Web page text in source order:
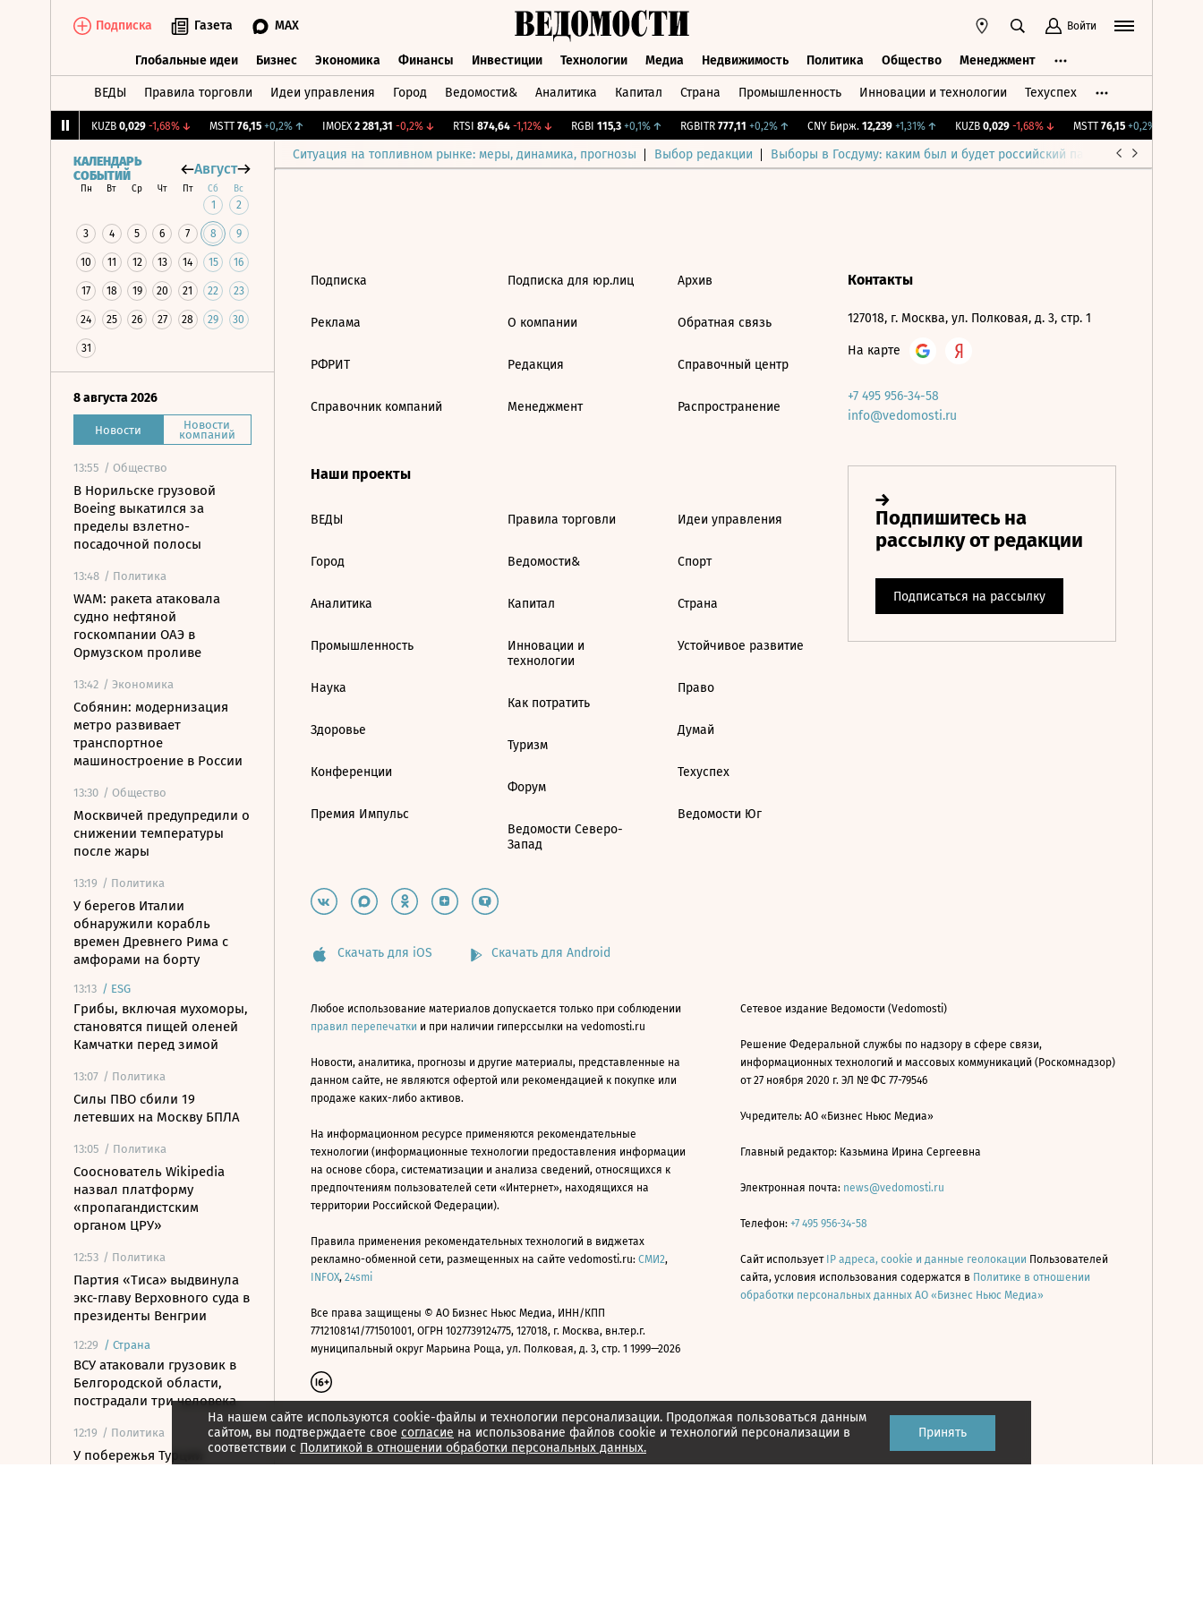
Подписка Газета MAX Войти
Глобальные идеи Бизнес Экономика Финансы Инвестиции Технологии Медиа Недвижимость Политика Общество Менеджмент
ВЕДЫ Правила торговли Идеи управления Город Ведомости& Аналитика Капитал Страна Промышленность Инновации и технологии Техуспех
KUZB 0,029 -1,68%↓ MSTT 76,15 +0,2%↑ IMOEX 2 281,31 -0,2%↓ RTSI 874,64 -1,12%↓ RGBI 115,3 +0,1%↑ RGBITR 777,11 +0,2%↑ CNY Бирж. 12,239 +1,31%↑ KUZB 0,029 -1,68%↓ MSTT 76,15 +0,2%↑
Ситуация на топливном рынке: меры, динамика, прогнозы Выбор редакции Выборы в Госдуму: каким был и будет российский парламент
КАЛЕНДАРЬ
СОБЫТИЙ
Август
Пн Вт Ср Чт Пт Сб Вс
1 2
3 4 5 6 7 8 9
10 11 12 13 14 15 16
17 18 19 20 21 22 23
24 25 26 27 28 29 30
31
8 августа 2026
Новости Новости
компаний
13:55 / Общество
В Норильске грузовой
Boeing выкатился за
пределы взлетно-
посадочной полосы
13:48 / Политика
WAM: ракета атаковала
судно нефтяной
госкомпании ОАЭ в
Ормузском проливе
13:42 / Экономика
Собянин: модернизация
метро развивает
транспортное
машиностроение в России
13:30 / Общество
Москвичей предупредили о
снижении температуры
после жары
13:19 / Политика
У берегов Италии
обнаружили корабль
времен Древнего Рима с
амфорами на борту
13:13 / ESG
Грибы, включая мухоморы,
становятся пищей оленей
Камчатки перед зимой
13:07 / Политика
Силы ПВО сбили 19
летевших на Москву БПЛА
13:05 / Политика
Сооснователь Wikipedia
назвал платформу
«пропагандистским
органом ЦРУ»
12:53 / Политика
Партия «Тиса» выдвинула
экс-главу Верховного суда в
президенты Венгрии
12:29 / Страна
ВСУ атаковали грузовик в
Белгородской области,
пострадали три человека
12:19 / Политика
У побережья Турции
На нашем сайте используются cookie-файлы и технологии персонализации. Продолжая пользоваться данным
сайтом, вы подтверждаете свое согласие на использование файлов cookie и технологий персонализации в
соответствии с Политикой в отношении обработки персональных данных.
Принять
Подписка
Реклама
РФРИТ
Справочник компаний
Подписка для юр.лиц
О компании
Редакция
Менеджмент
Архив
Обратная связь
Справочный центр
Распространение
Наши проекты
ВЕДЫ
Город
Аналитика
Промышленность
Наука
Здоровье
Конференции
Премия Импульс
Правила торговли
Ведомости&
Капитал
Инновации и
технологии
Как потратить
Туризм
Форум
Ведомости Северо-
Запад
Идеи управления
Спорт
Страна
Устойчивое развитие
Право
Думай
Техуспех
Ведомости Юг
Контакты
127018, г. Москва, ул. Полковая, д. 3, стр. 1
На карте
+7 495 956-34-58
info@vedomosti.ru
Скачать для iOS Скачать для Android
Любое использование материалов допускается только при соблюдении
правил перепечатки и при наличии гиперссылки на vedomosti.ru
Новости, аналитика, прогнозы и другие материалы, представленные на
данном сайте, не являются офертой или рекомендацией к покупке или
продаже каких-либо активов.
На информационном ресурсе применяются рекомендательные
технологии (информационные технологии предоставления информации
на основе сбора, систематизации и анализа сведений, относящихся к
предпочтениям пользователей сети «Интернет», находящихся на
территории Российской Федерации).
Правила применения рекомендательных технологий в виджетах
рекламно-обменной сети, размещенных на сайте vedomosti.ru: СМИ2,
INFOX, 24smi
Все права защищены © АО Бизнес Ньюс Медиа, ИНН/КПП
7712108141/771501001, ОГРН 1027739124775, 127018, г. Москва, вн.тер.г.
муниципальный округ Марьина Роща, ул. Полковая, д. 3, стр. 1 1999—2026
Сетевое издание Ведомости (Vedomosti)
Решение Федеральной службы по надзору в сфере связи,
информационных технологий и массовых коммуникаций (Роскомнадзор)
от 27 ноября 2020 г. ЭЛ № ФС 77-79546
Учредитель: АО «Бизнес Ньюс Медиа»
Главный редактор: Казьмина Ирина Сергеевна
Электронная почта: news@vedomosti.ru
Телефон: +7 495 956-34-58
Сайт использует IP адреса, cookie и данные геолокации Пользователей
сайта, условия использования содержатся в Политике в отношении
обработки персональных данных АО «Бизнес Ньюс Медиа»